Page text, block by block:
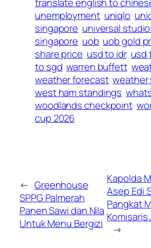
unemployment uniqlo
singapore universal
singapore uob uob gold
share price usd to idr usd
to sgd warren buffett
weather forecast weather
west ham standings
woodlands checkpoint
cup 2026
← Greenhouse
SPPG Palmerah
Panen Sawi dan Nila
Untuk Menu Bergizi
Kapolda
Asep Edi
Pangkat
Komisaris
→